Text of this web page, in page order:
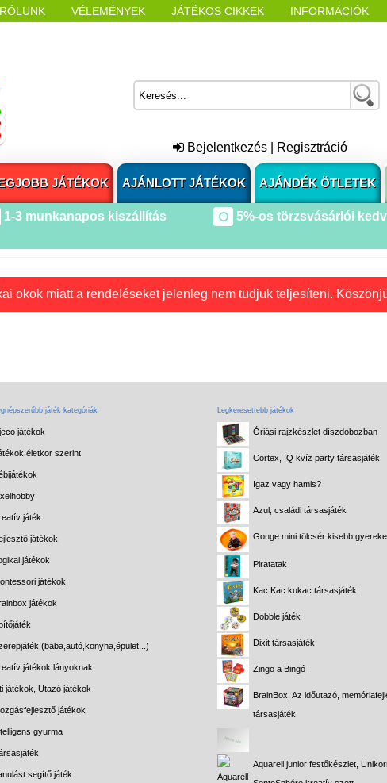
RÓLUNK VÉLEMÉNYEK JÁTÉKOS CIKKEK INFORMÁCIÓK
Bejelentkezés Regisztráció
JÁTÉKOK AJÁNLOTT JÁTÉKOK AJÁNDÉK ÖTLETEK
1-3 munkanapos kiszállítás 5%-os törzsvásárlói
okok miatt a rendeléseket jelenleg nem tudjuk teljesíteni.
játék kategóriák
játékok
életkor szerint
játék
játékok
játékok
játékok
játékok
(baba,autó,konyha,épület,..)
játékok lányoknak
játékok, Utazó játékok
játékok
gyurma
segítő játék
Legkeresettebb játékok
Óriási rajzkészlet díszdobozban
Cortex, IQ kvíz party társasjáték
Igaz vagy hamis?
Azul, családi társasjáték
Gonge mini tölcsér kisebb
Piratatak
Kac Kac kukac társasjáték
Dobble játék
Dixit társasjáték
Zingo a Bingó
BrainBox, Az időutazó,
társasjáték
Aquarell junior festőkészlet,